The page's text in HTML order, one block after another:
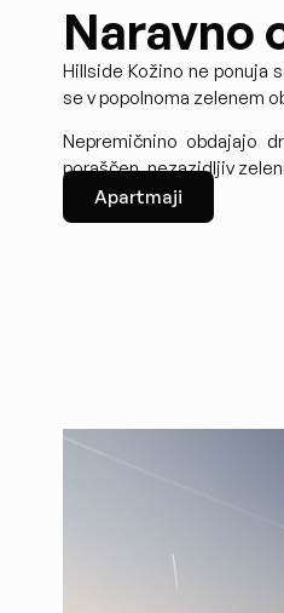
Naravno
Hillside Kožino ne ponuja
se v popolnoma zelenem
Nepremičnino obdajajo
poraščen, nezazidljiv
Apartmaji